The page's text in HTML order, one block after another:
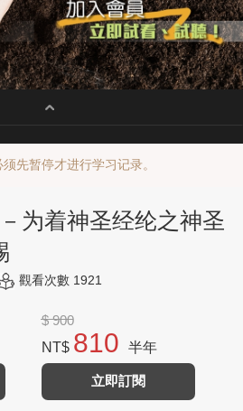
先暂停才进行学习记录。
为着神圣经纶之神圣
觀看次數 1921
$ 900
NT$ 810 半年
立即訂閱